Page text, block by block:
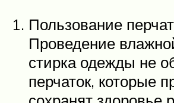
Пользование
Проведение
стирка одежды не
перчаток, которые